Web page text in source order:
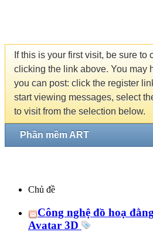
If this is your first visit, be sure to
clicking the link above. You may
you can post: click the register
start viewing messages, select
to visit from the selection below.
Phần mềm ART
Chủ đề
Công nghệ đồ hoạ
Avatar 3D